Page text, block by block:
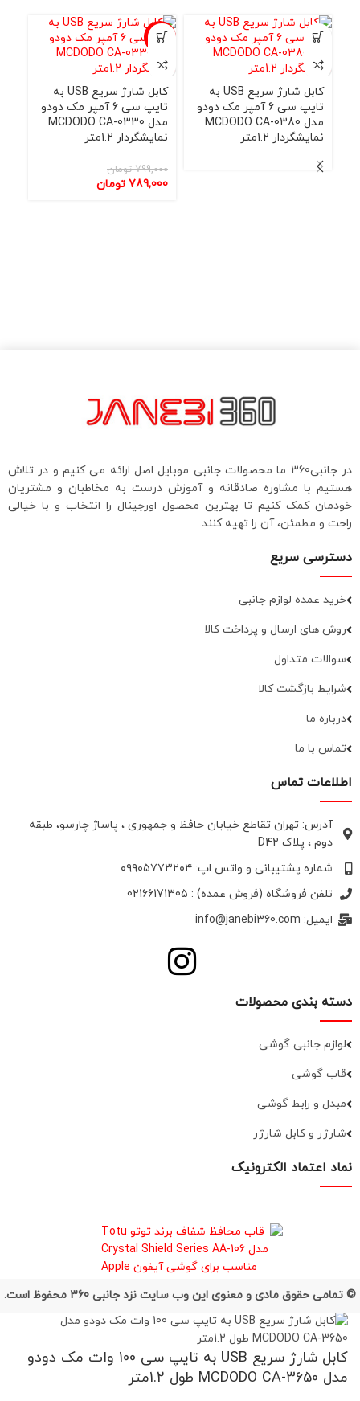
کابل شارژ سریع USB به
تایپ سی 6 آمپر مک دودو
مدل MCDODO CA-0380
نمایشگردار 1.2متر
-1%
کابل شارژ سریع USB به
تایپ سی 6 آمپر مک دودو
مدل MCDODO CA-0330
نمایشگردار 1.2متر
799,000 تومان
789,000 تومان
در جانبی360 ما محصولات جانبی موبایل اصل ارائه می کنیم و در تلاش
هستیم با مشاوره صادقانه و آموزش درست به مخاطبان و مشتریان
خودمان کمک کنیم تا بهترین محصول اورجینال را انتخاب و با خیالی
راحت و مطمئن، آن را تهیه کنند.
دسترسی سریع
خرید عمده لوازم جانبی
روش های ارسال و پرداخت کالا
سوالات متداول
شرایط بازگشت کالا
درباره ما
تماس با ما
اطلاعات تماس
آدرس: تهران تقاطع خیابان حافظ و جمهوری ، پاساژ چارسو، طبقه
دوم ، پلاک D42
شماره پشتیبانی و واتس اپ: ۰۹۹۰۵۷۷۳۲۰۴
تلفن فروشگاه (فروش عمده) : 02166171305
ایمیل: info@janebi360.com
دسته بندی محصولات
لوازم جانبی گوشی
قاب گوشی
مبدل و رابط گوشی
شارژر و کابل شارژر
نماد اعتماد الکترونیک
© تمامی حقوق مادی و معنوی این وب سایت نزد جانبی 360 محفوظ است.
کابل شارژ سریع USB به تایپ سی 100 وات مک دودو
مدل MCDODO CA-3650 طول 1.2متر